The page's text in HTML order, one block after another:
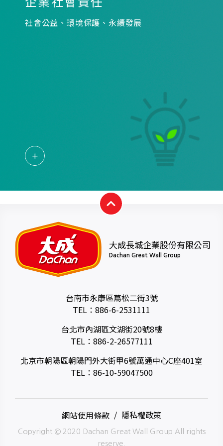
社會公益、環境保護、永續發展
大成長城企業股份有限公司
Dachan Great Wall Group
台南市永康區蔦松二街3號
TEL： 886-6-2531111
台北市內湖區文湖街20號8樓
TEL： 886-2-26577111
北京市朝陽區朝陽門外大街甲6號萬通中心C座401室
TEL： 86-10-59047500
網站使用條款 隱私權政策
Copyright © 2020 Dachan Great Wall Group All rights
reserve.